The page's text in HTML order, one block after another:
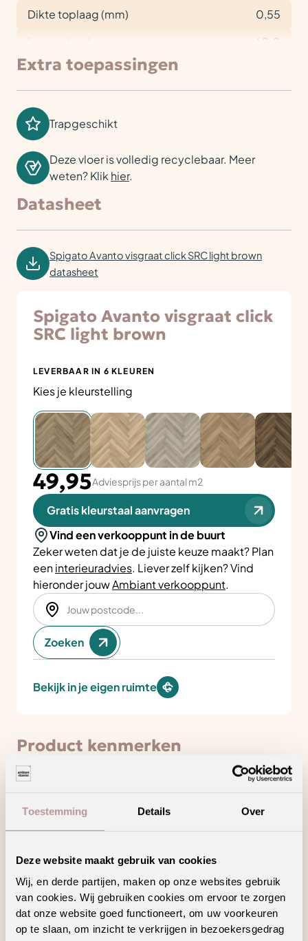
Toestemming Details Over
Deze website maakt gebruik van cookies
Wij, en derde partijen, maken op onze websites gebruik
van cookies. Wij gebruiken cookies om ervoor te zorgen
dat onze website goed functioneert, om uw voorkeuren
op te slaan, om inzicht te verkrijgen in bezoekersgedrag
Dikte toplaag (mm)
0,55
Lengte (cm)
60,0
Extra toepassingen
Trapgeschikt
Deze vloer is volledig recyclebaar. Meer
weten? Klik hier.
Datasheet
Spigato Avanto visgraat click SRC light brown
datasheet
Spigato Avanto visgraat click
SRC light brown
LEVERBAAR IN 6 KLEUREN
Kies je kleurstelling
49,95Adviesprijs per aantal m2
Gratis kleurstaal aanvragen
Vind een verkooppunt in de buurt
Zeker weten dat je de juiste keuze maakt? Plan
eeninterieuradvies. Liever zelf kijken? Vind
hieronder jouwAmbiant verkooppunt.
Zoeken
Bekijk in je eigen ruimte
Product kenmerken
wooncomfort
Deze vloer haalt het maximale uit jouw
Een waterbestendige vloer voor zorgeloos
wooncomfort
Maak schoonmaken gemakkelijker met een
vloer die weinig onderhoud vraagt